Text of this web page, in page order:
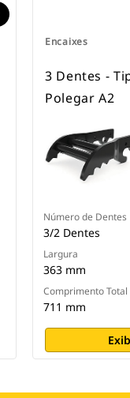
Encaixes
3 Dentes -
Polegar A2
Número de Dentes
3/2 Dentes
Largura
363 mm
Comprimento Total
711 mm